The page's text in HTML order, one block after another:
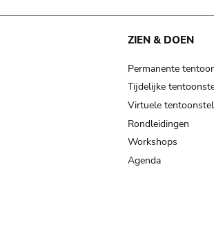
ZIEN & DOEN
Permanente
Tijdelijke
Virtuele
Rondleidingen
Workshops
Agenda